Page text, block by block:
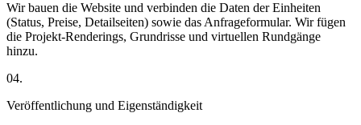
Wir bauen die Website und verbinden die Daten der Einheiten
(Status, Preise, Detailseiten) sowie das Anfrageformular. Wir fügen
die Projekt-Renderings, Grundrisse und virtuellen Rundgänge
hinzu.
04.
Veröffentlichung und Eigenständigkeit